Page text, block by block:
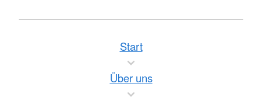
Start
Über uns